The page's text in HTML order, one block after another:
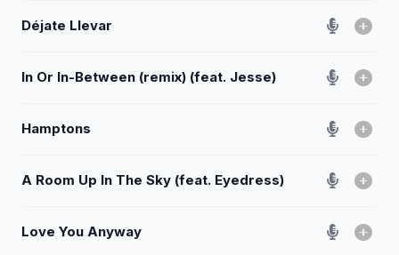
Déjate Llevar
In Or In-Between (remix) (feat. Jesse)
Hamptons
A Room Up In The Sky (feat. Eyedress)
Love You Anyway